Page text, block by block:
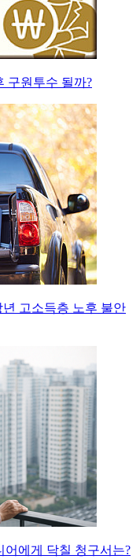
구원투수 될까?
고소득층 노후 불안
어에게 닥칠 청구서는?